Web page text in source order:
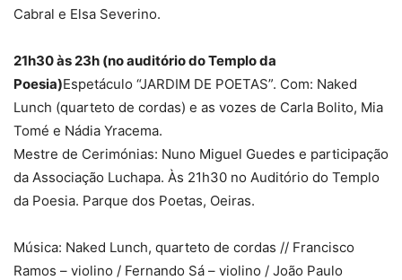
Cabral e Elsa Severino.
21h30 às 23h (no auditório do Templo da
Poesia)Espetáculo “JARDIM DE POETAS”. Com: Naked
Lunch (quarteto de cordas) e as vozes de Carla Bolito, Mia
Tomé e Nádia Yracema.
Mestre de Cerimónias: Nuno Miguel Guedes e participação
da Associação Luchapa. Às 21h30 no Auditório do Templo
da Poesia. Parque dos Poetas, Oeiras.
Música: Naked Lunch, quarteto de cordas // Francisco
Ramos – violino / Fernando Sá – violino / João Paulo